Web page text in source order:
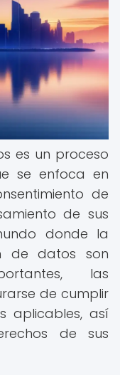
es un proceso
se enfoca en
de
de sus
donde la
de datos son
las
de cumplir
aplicables, así
de sus